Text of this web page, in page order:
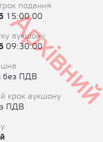
Архівний
подання
15:00:00
аукціону
09:30:00
без ПДВ
крок аукціону
ПДВ